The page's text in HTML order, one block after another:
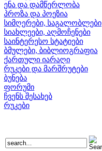
ენა და დამწერლობა
პროზა და პოეზია
სიმღერები, საგალობლები
სიახლეები, აღმოჩენები
საინტერესო სტატიები
ბმულები, ბიბლიოგრაფია
ქართული იარაღი
რუკები და მარშრუტები
ბუნება
ფორუმი
ჩვენს შესახებ
რუკები